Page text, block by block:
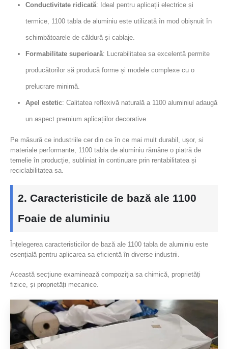
Conductivitate ridicată: Ideal pentru aplicații electrice și
termice, 1100 tabla de aluminiu este utilizată în mod obișnuit în
schimbătoarele de căldură și cablaje.
Formabilitate superioară: Lucrabilitatea sa excelentă permite
producătorilor să producă forme și modele complexe cu o
prelucrare minimă.
Apel estetic: Calitatea reflexivă naturală a 1100 aluminiul adaugă
un aspect premium aplicațiilor decorative.
Pe măsură ce industriile cer din ce în ce mai mult durabil, ușor, si
materiale performante, 1100 tabla de aluminiu rămâne o piatră de
temelie în producție, subliniat în continuare prin rentabilitatea și
reciclabilitatea sa.
2. Caracteristicile de bază ale 1100
Foaie de aluminiu
Înțelegerea caracteristicilor de bază ale 1100 tabla de aluminiu este
esențială pentru aplicarea sa eficientă în diverse industrii.
Această secțiune examinează compoziția sa chimică, proprietăți
fizice, și proprietăți mecanice.